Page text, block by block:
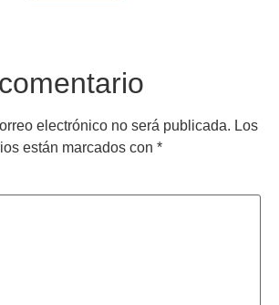
electrónico no será publicada. Los
están marcados con *